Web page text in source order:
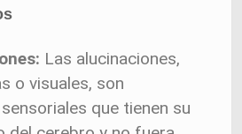
Las alucinaciones,
o visuales, son
que tienen su